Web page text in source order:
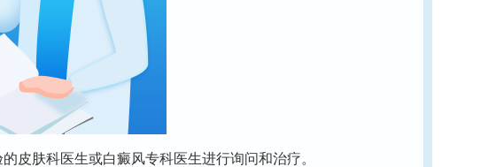
皮肤科医生或白癜风专科医生进行询问和治疗。